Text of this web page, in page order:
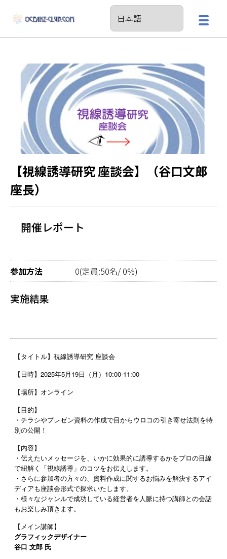
【視線誘導研究 座談会】（谷口文郎
座長）
開催レポート
参加方法 0(定員:50名/ 0%)
実施結果
【タイトル】視線誘導研究 座談会
【日時】2025年5月19日（月）10:00-11:00
【場所】オンライン
【目的】
・チラシやプレゼン資料の作成で目からウロコの引き寄せ法則を特
別の公開！
【内容】
・伝えたいメッセージを、いかに効果的に誘導するかをプロの目線
で紐解く「視線誘導」のコツをお伝えします。
・さらに参加者の方々の、資料作成に関するお悩みを解決するアイ
ディアも座談会形式で探求いたします。
・様々なジャンルで成功している経営者を人脈に持つ講師との会話
もお楽しみ頂きます。
【メイン講師】
グラフィックデザイナー
谷口 文郎 氏